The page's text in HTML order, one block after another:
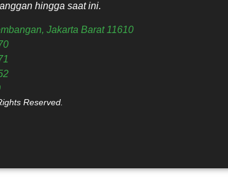
hingga saat ini.
Jakarta Barat 11610
Reserved.